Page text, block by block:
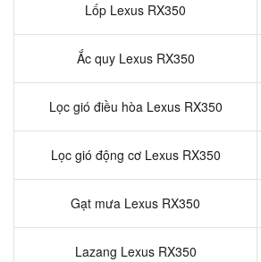
Lốp Lexus RX350
Ắc quy Lexus RX350
Lọc gió điều hòa Lexus RX350
Lọc gió động cơ Lexus RX350
Gạt mưa Lexus RX350
Lazang Lexus RX350